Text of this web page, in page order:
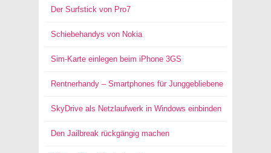
Der Surfstick von Pro7
Schiebehandys von Nokia
Sim-Karte einlegen beim iPhone 3GS
Rentnerhandy – Smartphones für Junggebliebene
SkyDrive als Netzlaufwerk in Windows einbinden
Den Jailbreak rückgängig machen